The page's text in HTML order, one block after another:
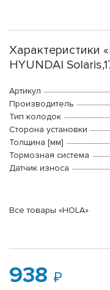
Характеристики
HYUNDAI
Артикул
Производитель
Тип колодок
Сторона установки
Толщина [мм]
Тормозная система
Датчик износа
Все товары «HOLA»
938